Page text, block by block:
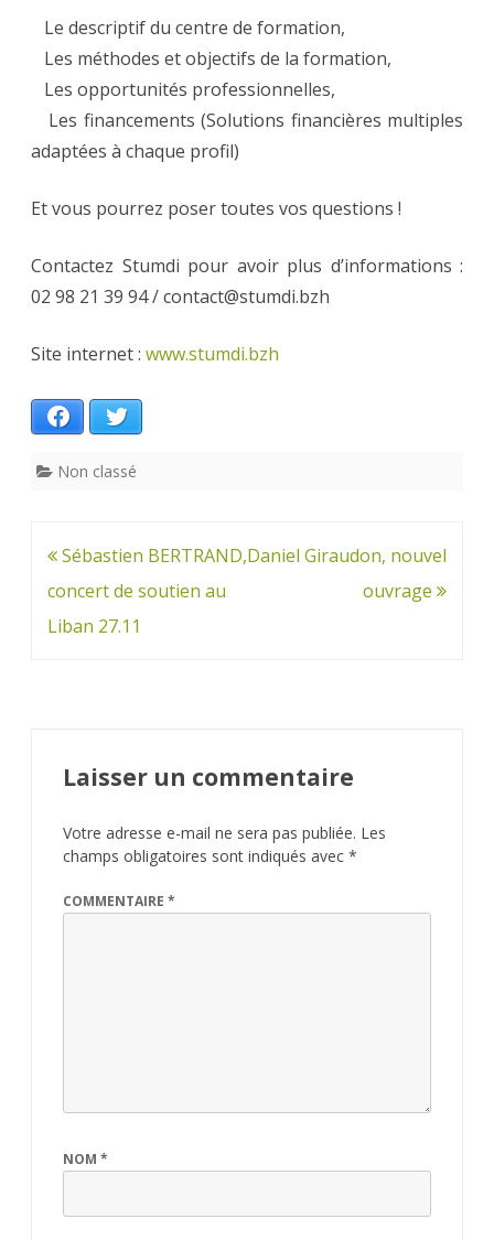
Le descriptif du centre de formation,
Les méthodes et objectifs de la formation,
Les opportunités professionnelles,
Les financements (Solutions financières multiples
adaptées à chaque profil)
Et vous pourrez poser toutes vos questions !
Contactez Stumdi pour avoir plus d’informations :
02 98 21 39 94 / contact@stumdi.bzh
Site internet : www.stumdi.bzh
Facebook
Non classé
Navigation
de
l’article
Sébastien BERTRAND,
concert de soutien au
Liban 27.11
Daniel Giraudon, nouvel
ouvrage
Laisser un commentaire
Votre adresse e-mail ne sera pas publiée. Les
champs obligatoires sont indiqués avec *
COMMENTAIRE *
NOM *